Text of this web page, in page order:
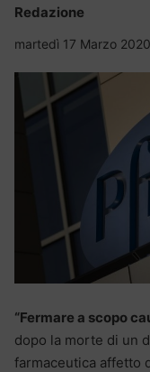
Redazione
martedì 17 Marzo 2020
“Fermare a scopo
dopo la morte di un
farmaceutica affetto